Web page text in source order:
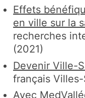
Effets
en ville sur la
recherches
(2021)
Devenir Ville-
français
Avec